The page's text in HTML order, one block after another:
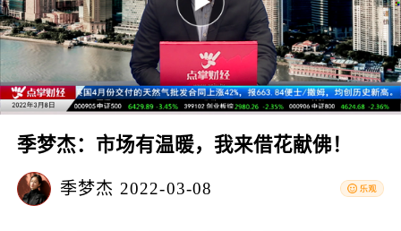
季梦杰：市场有温暖，我来借花献佛！
季梦杰 2022-03-08